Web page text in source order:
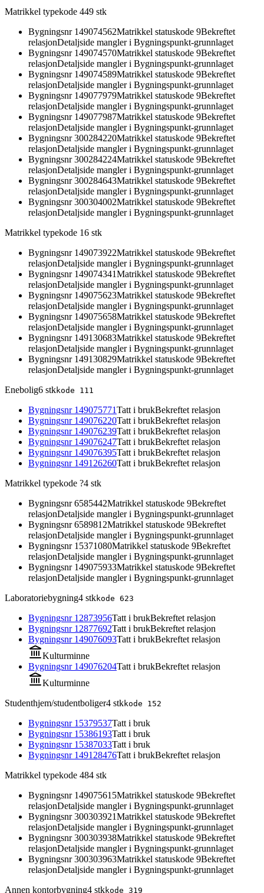
Matrikkel typekode 449 stk
Bygningsnr 149074562Matrikkel statuskode 9Bekreftet
relasjonDetaljside mangler i Bygningspunkt-grunnlaget
Bygningsnr 149074570Matrikkel statuskode 9Bekreftet
relasjonDetaljside mangler i Bygningspunkt-grunnlaget
Bygningsnr 149074589Matrikkel statuskode 9Bekreftet
relasjonDetaljside mangler i Bygningspunkt-grunnlaget
Bygningsnr 149077979Matrikkel statuskode 9Bekreftet
relasjonDetaljside mangler i Bygningspunkt-grunnlaget
Bygningsnr 149077987Matrikkel statuskode 9Bekreftet
relasjonDetaljside mangler i Bygningspunkt-grunnlaget
Bygningsnr300284220Matrikkel statuskode 9Bekreftet
relasjonDetaljside mangler i Bygningspunkt-grunnlaget
Bygningsnr300284224Matrikkel statuskode 9Bekreftet
relasjonDetaljside mangler i Bygningspunkt-grunnlaget
Bygningsnr300284643Matrikkel statuskode 9Bekreftet
relasjonDetaljside mangler i Bygningspunkt-grunnlaget
Bygningsnr300304002Matrikkel statuskode 9Bekreftet
relasjonDetaljside mangler i Bygningspunkt-grunnlaget
Matrikkel typekode 16 stk
Bygningsnr 149073922Matrikkel statuskode 9Bekreftet
relasjonDetaljside mangler i Bygningspunkt-grunnlaget
Bygningsnr 149074341Matrikkel statuskode 9Bekreftet
relasjonDetaljside mangler i Bygningspunkt-grunnlaget
Bygningsnr 149075623Matrikkel statuskode 9Bekreftet
relasjonDetaljside mangler i Bygningspunkt-grunnlaget
Bygningsnr 149075658Matrikkel statuskode 9Bekreftet
relasjonDetaljside mangler i Bygningspunkt-grunnlaget
Bygningsnr 149130683Matrikkel statuskode 9Bekreftet
relasjonDetaljside mangler i Bygningspunkt-grunnlaget
Bygningsnr 149130829Matrikkel statuskode 9Bekreftet
relasjonDetaljside mangler i Bygningspunkt-grunnlaget
Enebolig6 stkkode 111
Bygningsnr 149075771Tatt i brukBekreftet relasjon
Bygningsnr 149076220Tatt i brukBekreftet relasjon
Bygningsnr 149076239Tatt i brukBekreftet relasjon
Bygningsnr 149076247Tatt i brukBekreftet relasjon
Bygningsnr 149076395Tatt i brukBekreftet relasjon
Bygningsnr 149126260Tatt i brukBekreftet relasjon
Matrikkel typekode ?4 stk
Bygningsnr6585442Matrikkel statuskode 9Bekreftet
relasjonDetaljside mangler i Bygningspunkt-grunnlaget
Bygningsnr6589812Matrikkel statuskode 9Bekreftet
relasjonDetaljside mangler i Bygningspunkt-grunnlaget
Bygningsnr 15371080Matrikkel statuskode 9Bekreftet
relasjonDetaljside mangler i Bygningspunkt-grunnlaget
Bygningsnr 149075933Matrikkel statuskode 9Bekreftet
relasjonDetaljside mangler i Bygningspunkt-grunnlaget
Laboratoriebygning4 stkkode 623
Bygningsnr 12873956Tatt i brukBekreftet relasjon
Bygningsnr 12877692Tatt i brukBekreftet relasjon
Bygningsnr 149076093Tatt i brukBekreftet relasjon
Kulturminne
Bygningsnr 149076204Tatt i brukBekreftet relasjon
Kulturminne
Studenthjem/studentboliger4 stkkode 152
Bygningsnr 15379537Tatt i bruk
Bygningsnr 15386193Tatt i bruk
Bygningsnr 15387033Tatt i bruk
Bygningsnr 149128476Tatt i brukBekreftet relasjon
Matrikkel typekode 484 stk
Bygningsnr 149075615Matrikkel statuskode 9Bekreftet
relasjonDetaljside mangler i Bygningspunkt-grunnlaget
Bygningsnr300303921Matrikkel statuskode 9Bekreftet
relasjonDetaljside mangler i Bygningspunkt-grunnlaget
Bygningsnr300303938Matrikkel statuskode 9Bekreftet
relasjonDetaljside mangler i Bygningspunkt-grunnlaget
Bygningsnr300303963Matrikkel statuskode 9Bekreftet
relasjonDetaljside mangler i Bygningspunkt-grunnlaget
Annen kontorbygning4 stkkode 319